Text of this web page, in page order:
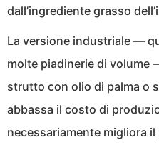
dall’ingrediente grasso
La versione industriale —
molte piadinerie di volume
strutto con olio di palma o
abbassa il costo di
necessariamente migliora